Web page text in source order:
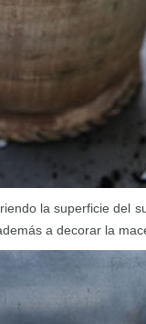
la superficie del
a decorar la